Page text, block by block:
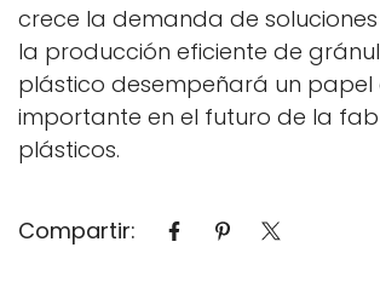
crece la demanda de
la producción eficiente de
plástico desempeñará un papel
importante en el futuro de la
plásticos.
Compartir: